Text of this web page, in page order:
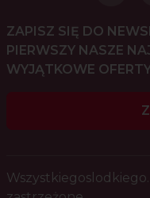
ZAPISZ SIĘ DO
PIERWSZY NASZE
WYJĄTKOWE